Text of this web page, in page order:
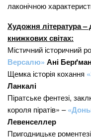
лаконічною
Художня література –
книжкових світах:
Містичний історичний
Версалю» Ані Берґман
Щемка історія кохання
Ланкалі
Піратське фентезі,
короля піратів» –
Левенселлер
Пригодницьке